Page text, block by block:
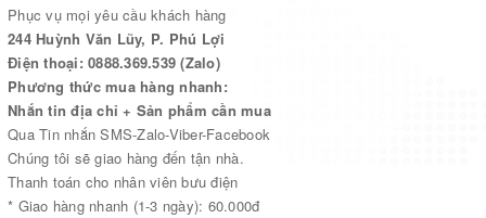
Phục vụ mọi yêu cầu khách hàng
244 Huỳnh Văn Lũy, P. Phú Lợi
Điện thoại: 0888.369.539 (Zalo)
Phương thức mua hàng nhanh:
Nhắn tin địa chỉ + Sản phẩm cần mua
Qua Tin nhắn SMS-Zalo-Viber-Facebook
Chúng tôi sẽ giao hàng đến tận nhà.
Thanh toán cho nhân viên bưu điện
* Giao hàng nhanh (1-3 ngày): 60.000đ